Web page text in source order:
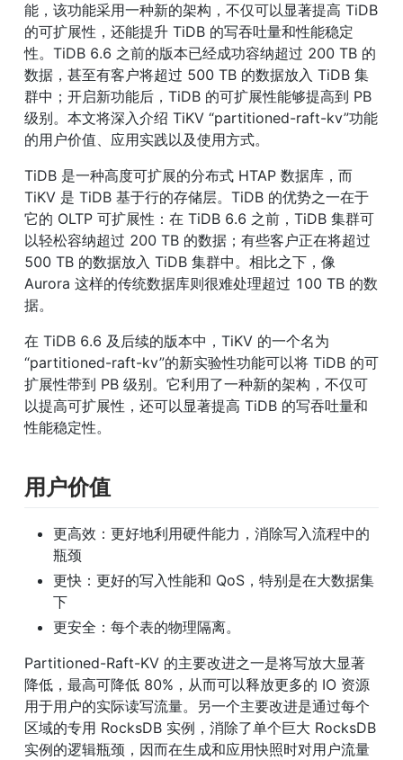
能，该功能采用一种新的架构，不仅可以显著提高 TiDB
的可扩展性，还能提升 TiDB 的写吞吐量和性能稳定
性。TiDB 6.6 之前的版本已经成功容纳超过 200 TB 的
数据，甚至有客户将超过 500 TB 的数据放入 TiDB 集
群中；开启新功能后，TiDB 的可扩展性能够提高到 PB
级别。本文将深入介绍 TiKV “partitioned-raft-kv”功能
的用户价值、应用实践以及使用方式。
TiDB 是一种高度可扩展的分布式 HTAP 数据库，而
TiKV 是 TiDB 基于行的存储层。TiDB 的优势之一在于
它的 OLTP 可扩展性：在 TiDB 6.6 之前，TiDB 集群可
以轻松容纳超过 200 TB 的数据；有些客户正在将超过
500 TB 的数据放入 TiDB 集群中。相比之下，像
Aurora 这样的传统数据库则很难处理超过 100 TB 的数
据。
在 TiDB 6.6 及后续的版本中，TiKV 的一个名为
“partitioned-raft-kv”的新实验性功能可以将 TiDB 的可
扩展性带到 PB 级别。它利用了一种新的架构，不仅可
以提高可扩展性，还可以显著提高 TiDB 的写吞吐量和
性能稳定性。
用户价值
更高效：更好地利用硬件能力，消除写入流程中的
瓶颈
更快：更好的写入性能和 QoS，特别是在大数据集
下
更安全：每个表的物理隔离。
Partitioned-Raft-KV 的主要改进之一是将写放大显著
降低，最高可降低 80%，从而可以释放更多的 IO 资源
用于用户的实际读写流量。另一个主要改进是通过每个
区域的专用 RocksDB 实例，消除了单个巨大 RocksDB
实例的逻辑瓶颈，因而在生成和应用快照时对用户流量